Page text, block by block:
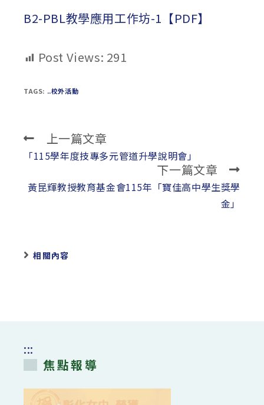
B2-PBL教學應用工作坊-1【PDF】
Post Views: 291
TAGS: ..校外活動
Read
more
上一篇文章
「115學年度技專多元管道升學說明會」
下一篇文章
黃昆輝教授教育基金會115年「寶佳高中學生獎學
金」
相關內容
:::
焦點報導